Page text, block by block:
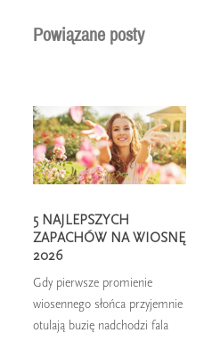
Powiązane posty
5 NAJLEPSZYCH
ZAPACHÓW NA WIOSNĘ
2026
Gdy pierwsze promienie
wiosennego słońca przyjemnie
otulają buzię nadchodzi fala